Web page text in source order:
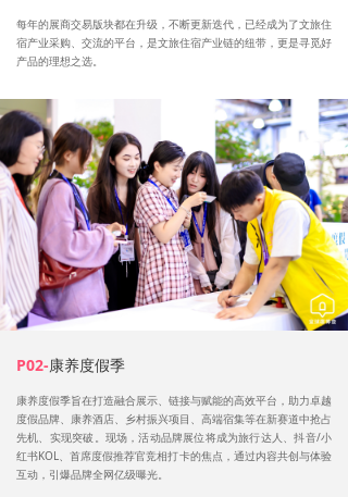
每年的展商交易版块都在升级，不断更新迭代，已经成为了文旅住
宿产业采购、交流的平台，是文旅住宿产业链的纽带，更是寻觅好
产品的理想之选。
P02-康养度假季
康养度假季旨在打造融合展示、链接与赋能的高效平台，助力卓越
度假品牌、康养酒店、乡村振兴项目、高端宿集等在新赛道中抢占
先机、实现突破。现场，活动品牌展位将成为旅行达人、抖音/小
红书KOL、首席度假推荐官竞相打卡的焦点，通过内容共创与体验
互动，引爆品牌全网亿级曝光。